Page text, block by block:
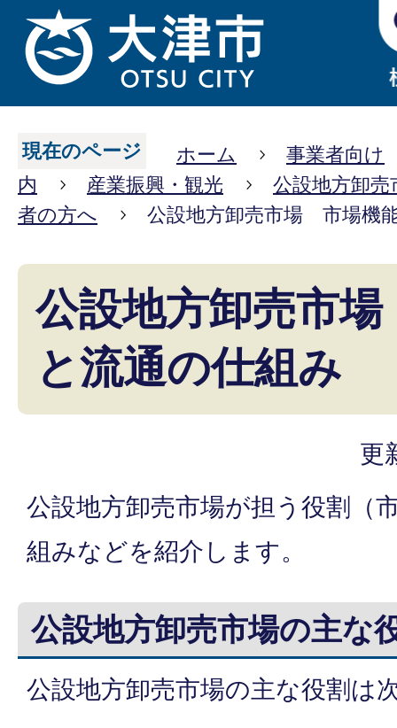
現在のページ ホーム
事業者向け
内
産業振興・観光
公設地方卸売
者の方へ
公設地方卸売市場 市場機
公設地方卸売市
と流通の仕組み
更
公設地方卸売市場が担う役割（
組みなどを紹介します。
公設地方卸売市場の主な
公設地方卸売市場の主な役割は